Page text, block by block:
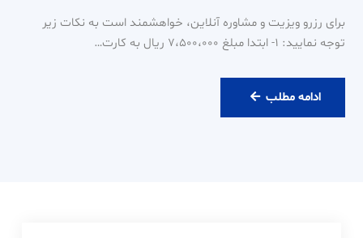
برای رزرو ویزیت و مشاوره آنلاین، خواهشمند است به نکات زیر
توجه نمایید: ۱- ابتدا مبلغ ۷،۵۰۰،۰۰۰ ریال به کارت…
ادامه مطلبرزرو
ویزیت